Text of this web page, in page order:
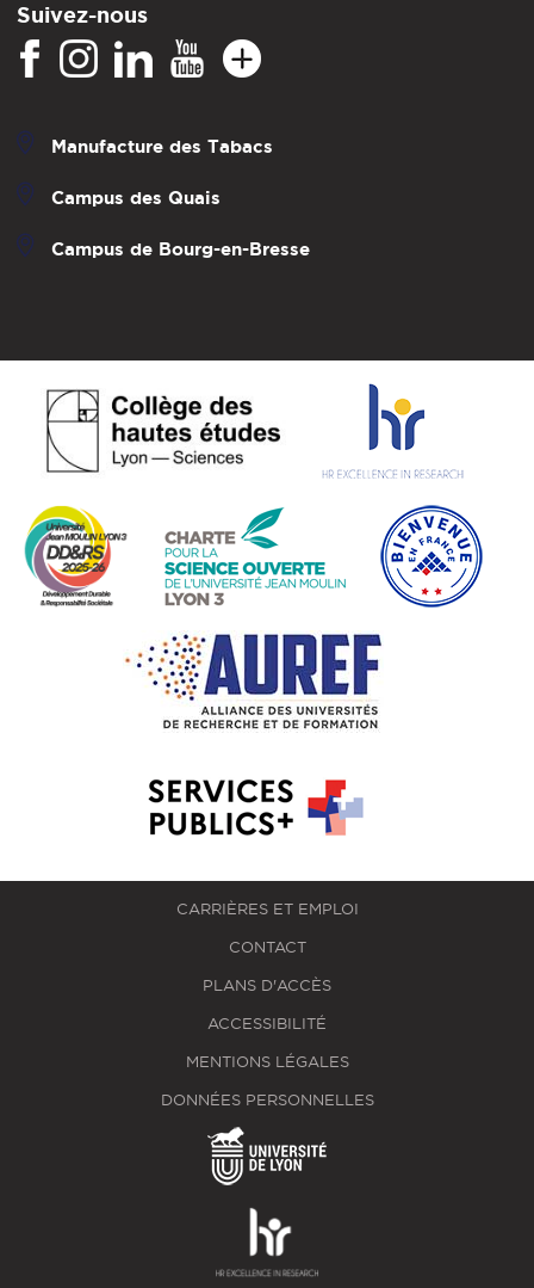
Suivez-nous
Manufacture des Tabacs
Campus des Quais
Campus de Bourg-en-Bresse
CARRIÈRES ET EMPLOI
CONTACT
PLANS D'ACCÈS
ACCESSIBILITÉ
MENTIONS LÉGALES
DONNÉES PERSONNELLES